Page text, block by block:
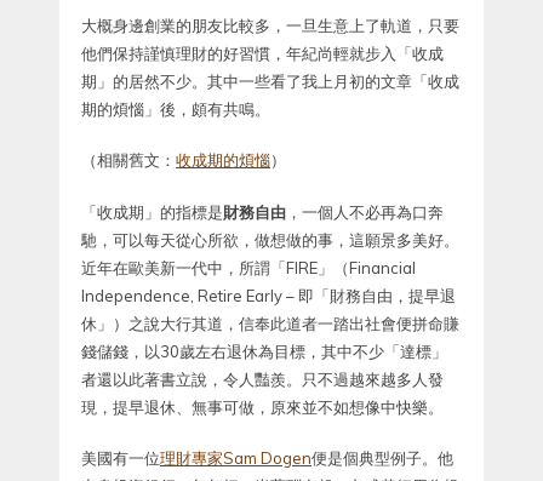
大概身邊創業的朋友比較多，一旦生意上了軌道，只要
他們保持謹慎理財的好習慣，年紀尚輕就步入「收成
期」的居然不少。其中一些看了我上月初的文章「收成
期的煩惱」後，頗有共鳴。
（相關舊文： 收成期的煩惱）
「收成期」的指標是財務自由 ，一個人不必再為口奔
馳，可以每天從心所欲，做想做的事，這願景多美好。
近年在歐美新一代中，所謂「FIRE」（Financial
Independence, Retire Early – 即「財務自由，提早退
休」）之說大行其道，信奉此道者一踏出社會便拼命賺
錢儲錢，以30歲左右退休為目標，其中不少「達標」
者還以此著書立說，令人豔羨。只不過越來越多人發
現，提早退休、無事可做，原來並不如想像中快樂。
美國有一位理財專家Sam Dogen便是個典型例子。他